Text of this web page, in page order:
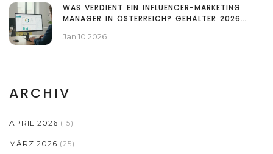
WAS VERDIENT EIN INFLUENCER-MARKETING
MANAGER IN ÖSTERREICH? GEHÄLTER 2026
Jan 10 2026
ARCHIV
APRIL 2026 (15)
MÄRZ 2026 (25)